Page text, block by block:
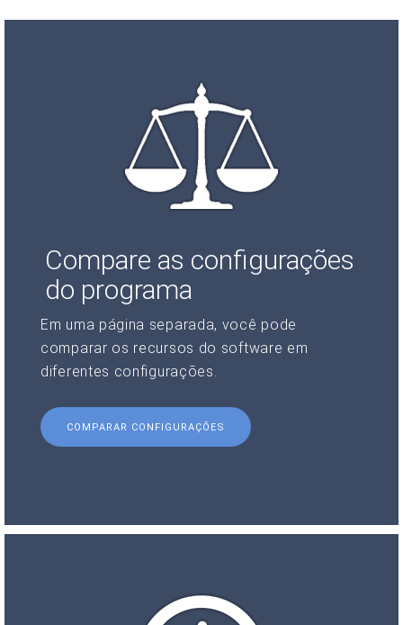
Compare as configurações
do programa
Em uma página separada, você pode
comparar os recursos do software em
diferentes configurações.
COMPARAR CONFIGURAÇÕES